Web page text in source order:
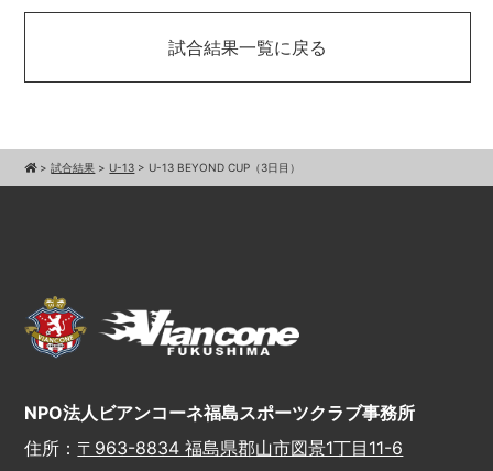
試合結果一覧に戻る
>試合結果 > U-13 > U-13 BEYOND CUP（3日目）
NPO法人ビアンコーネ福島スポーツクラブ事務所
住所： 〒963-8834 福島県郡山市図景1丁目11-6